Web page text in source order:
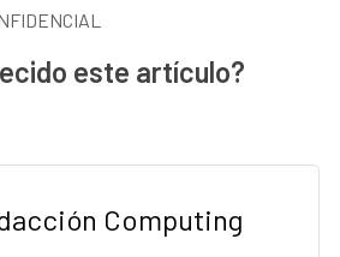
este artículo?
Computing